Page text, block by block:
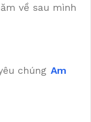
về sau mình
chúng Am